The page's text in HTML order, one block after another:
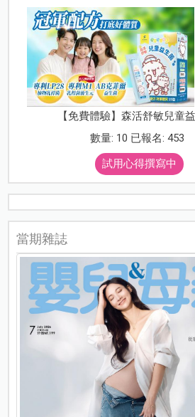
【免費體驗】森活舒敏兒童
數量: 10 已報名: 453
試用心得撰寫中
當期雜誌